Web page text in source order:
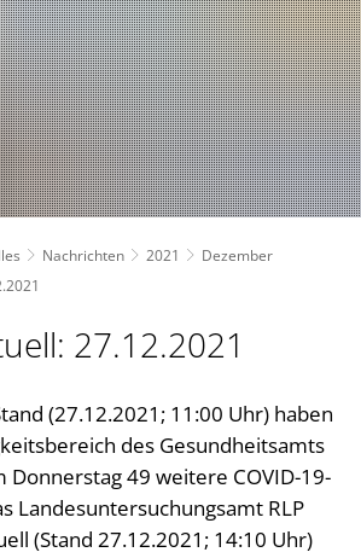
(Stellen-)Ausschreibungen
nach Lebenslagen
von A-Z
Teilhabe
im Landkreis
Landrätin
1. Kreisbeigeordnete
2. Kreisbeigeordneter
3. Kreisbeigeordneter
Wahlen
Landkreis
Geschichte des Landkreises
Kreiswappen
Kreiskarte
Verbands- und
Suche
Nachrichten 2021
Dezember
27.12.2021
(27.12.2021; 11:00 Uhr) haben
des Gesundheitsamts
Donnerstag 49 weitere COVID-19-
Landesuntersuchungsamt RLP
(Stand 27.12.2021; 14:10 Uhr)